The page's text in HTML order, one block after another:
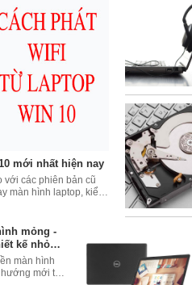
mới nhất hiện nay
với các phiên bản cũ
màn hình laptop, kiểm
mỏng -
kế nhỏ
màn hình
mới thu